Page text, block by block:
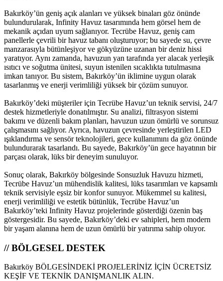
Bakırköy’ün geniş açık alanları ve yüksek binaları göz önünde
bulundurularak, Infinity Havuz tasarımında hem görsel hem de
mekanik açıdan uyum sağlanıyor. Tecrübe Havuz, geniş cam
panellerle çevrili bir havuz tabanı oluşturuyor; bu sayede su, çevre
manzarasıyla bütünleşiyor ve gökyüzüne uzanan bir deniz hissi
yaratıyor. Aynı zamanda, havuzun yan tarafında yer alacak yerleşik
ısıtıcı ve soğutma ünitesi, suyun istenilen sıcaklıkta tutulmasına
imkan tanıyor. Bu sistem, Bakırköy’ün iklimine uygun olarak
tasarlanmış ve enerji verimliliği yüksek bir çözüm sunuyor.
Bakırköy’deki müşteriler için Tecrübe Havuz’un teknik servisi, 24/7
destek hizmetleriyle donatılmıştır. Su analizi, filtrasyon sistemi
bakımı ve düzenli bakım planları, havuzun uzun ömürlü ve sorunsuz
çalışmasını sağlıyor. Ayrıca, havuzun çevresinde yerleştirilen LED
ışıklandırma ve sensör teknolojileri, gece kullanımını da göz önünde
bulundurarak tasarlandı. Bu sayede, Bakırköy’ün gece hayatının bir
parçası olarak, lüks bir deneyim sunuluyor.
Sonuç olarak, Bakırköy bölgesinde Sonsuzluk Havuzu hizmeti,
Tecrübe Havuz’un mühendislik kalitesi, lüks tasarımları ve kapsamlı
teknik servisiyle eşsiz bir konfor sunuyor. Mükemmel su kalitesi,
enerji verimliliği ve estetik bütünlük, Tecrübe Havuz’un
Bakırköy’teki Infinity Havuz projelerinde gösterdiği özenin baş
göstergesidir. Bu sayede, Bakırköy’deki ev sahipleri, hem modern
bir yaşam alanına hem de uzun ömürlü bir yatırıma sahip oluyor.
// BÖLGESEL DESTEK
Bakırköy BÖLGESİNDEKİ PROJELERİNİZ İÇİN ÜCRETSİZ
KEŞİF VE TEKNİK DANIŞMANLIK ALIN.